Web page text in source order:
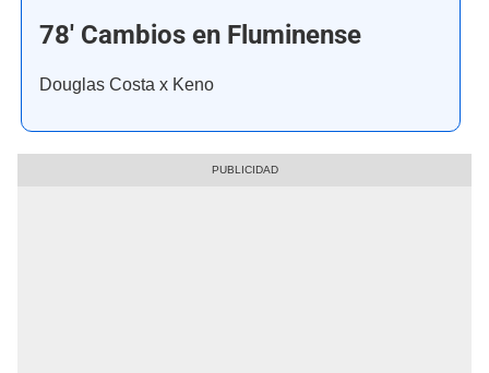
78' Cambios en Fluminense
Douglas Costa x Keno